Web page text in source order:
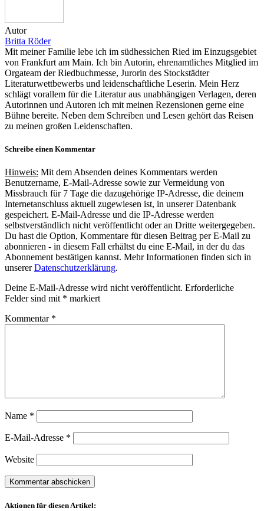
Autor
Britta Röder
Mit meiner Familie lebe ich im südhessichen Ried im Einzugsgebiet
von Frankfurt am Main. Ich bin Autorin, ehrenamtliches Mitglied im
Orgateam der Riedbuchmesse, Jurorin des Stockstädter
Literaturwettbewerbs und leidenschaftliche Leserin. Mein Herz
schlägt vorallem für die Literatur aus unabhängigen Verlagen, deren
Autorinnen und Autoren ich mit meinen Rezensionen gerne eine
Bühne bereite. Neben dem Schreiben und Lesen gehört das Reisen
zu meinen großen Leidenschaften.
Schreibe einen Kommentar
Hinweis: Mit dem Absenden deines Kommentars werden
Benutzername, E-Mail-Adresse sowie zur Vermeidung von
Missbrauch für 7 Tage die dazugehörige IP-Adresse, die deinem
Internetanschluss aktuell zugewiesen ist, in unserer Datenbank
gespeichert. E-Mail-Adresse und die IP-Adresse werden
selbstverständlich nicht veröffentlicht oder an Dritte weitergegeben.
Du hast die Option, Kommentare für diesen Beitrag per E-Mail zu
abonnieren - in diesem Fall erhältst du eine E-Mail, in der du das
Abonnement bestätigen kannst. Mehr Informationen finden sich in
unsererDatenschutzerklärung.
Deine E-Mail-Adresse wird nicht veröffentlicht. Erforderliche
Felder sind mit * markiert
Kommentar *
Name *
E-Mail-Adresse *
Website
Aktionen für diesen Artikel: